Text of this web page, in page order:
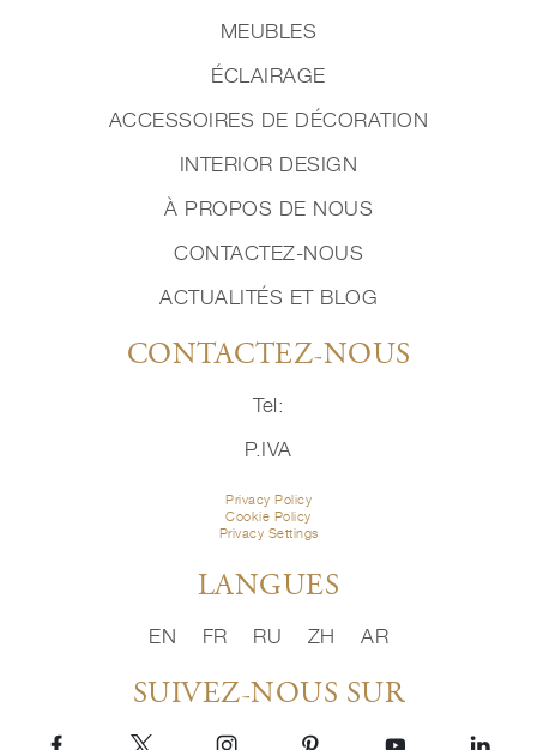
MEUBLES
ÉCLAIRAGE
ACCESSOIRES DE DÉCORATION
INTERIOR DESIGN
À PROPOS DE NOUS
CONTACTEZ-NOUS
ACTUALITÉS ET BLOG
CONTACTEZ-NOUS
Tel:
P.IVA
Privacy Policy
Cookie Policy
Privacy Settings
LANGUES
EN FR RU ZH AR
SUIVEZ-NOUS SUR